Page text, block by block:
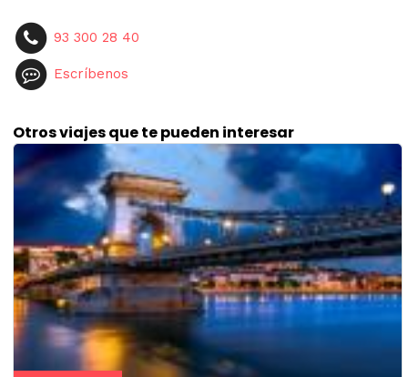
93 300 28 40
Escríbenos
Otros viajes que te pueden interesar